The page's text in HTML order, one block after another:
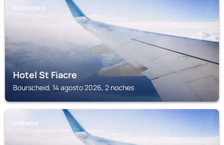
BOURSCHEID
Hotel St Fiacre
Bourscheid, 14 agosto 2026, 2 noches
CLERVAUX